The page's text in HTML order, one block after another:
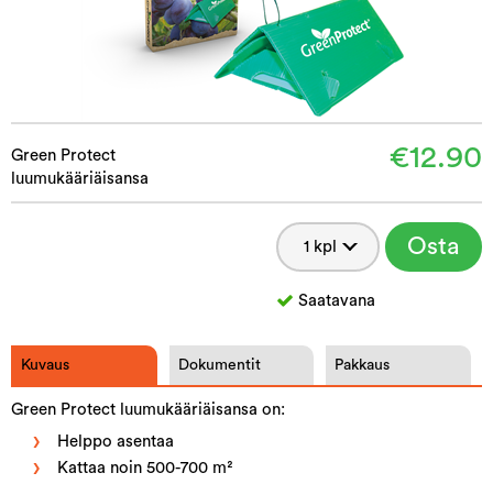
Green Protect
luumukääriäisansa
€12.90
Osta
Saatavana
Kuvaus Dokumentit Pakkaus
Green Protect luumukääriäisansa on:
Helppo asentaa
Kattaa noin 500-700 m²